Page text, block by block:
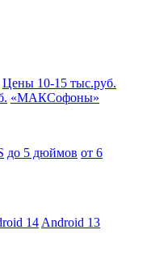
Цены 10-15 тыс.руб.
«МАКСофоны»
до 5 дюймов от 6
14 Android 13